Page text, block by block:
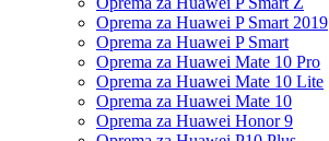
Oprema za Huawei P Smart 2019
Oprema za Huawei P Smart
Oprema za Huawei Mate 10 Pro
Oprema za Huawei Mate 10 Lite
Oprema za Huawei Mate 10
Oprema za Huawei Honor 9